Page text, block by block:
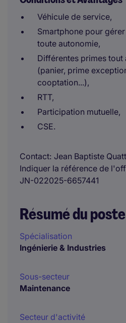
Véhicule de service,
Smartphone pour
toute autonomie,
Différentes primes tout
(panier, prime
cooptation...),
RTT,
Participation mutuelle,
CSE.
Contact Jean Baptiste
Indiquer la référence de
JN-022025-6657441
Résumé du poste
Spécialisation
Ingénierie & Industries
Sous-secteur
Maintenance
Secteur d'activité